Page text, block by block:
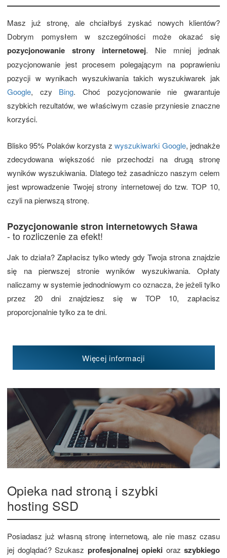
Masz już stronę, ale chciałbyś zyskać nowych klientów?
Dobrym pomysłem w szczególności może okazać się
pozycjonowanie strony internetowej. Nie mniej jednak
pozycjonowanie jest procesem polegającym na poprawieniu
pozycji w wynikach wyszukiwania takich wyszukiwarek jak
Google, czy Bing. Choć pozycjonowanie nie gwarantuje
szybkich rezultatów, we właściwym czasie przyniesie znaczne
korzyści.
Blisko 95% Polaków korzysta zwyszukiwarki Google, jednakże
zdecydowana większość nie przechodzi na drugą stronę
wyników wyszukiwania. Dlatego też zasadniczo naszym celem
jest wprowadzenie Twojej strony internetowej do tzw. TOP 10,
czyli na pierwszą stronę.
Pozycjonowanie stron internetowych Sława
- to rozliczenie za efekt!
Jak to działa? Zapłacisz tylko wtedy gdy Twoja strona znajdzie
się na pierwszej stronie wyników wyszukiwania. Opłaty
naliczamy w systemie jednodniowym co oznacza, że jeżeli tylko
przez 20 dni znajdziesz się w TOP 10, zapłacisz
proporcjonalnie tylko za te dni.
Więcej informacji
Opieka nad stroną i szybki
hosting SSD
Posiadasz już własną stronę internetową, ale nie masz czasu
jej doglądać? Szukasz profesjonalnej opieki oraz szybkiego